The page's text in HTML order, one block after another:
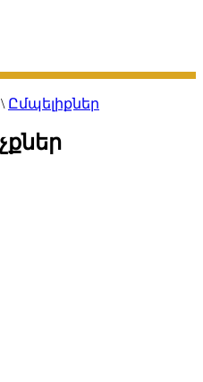
\ Ըմպելիքներ